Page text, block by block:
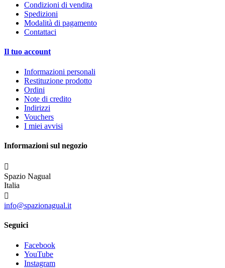
Condizioni di vendita
Spedizioni
Modalità di pagamento
Contattaci
Il tuo account
Informazioni personali
Restituzione prodotto
Ordini
Note di credito
Indirizzi
Vouchers
I miei avvisi
Informazioni sul negozio

Spazio Nagual
Italia

info@spazionagual.it
Seguici
Facebook
YouTube
Instagram